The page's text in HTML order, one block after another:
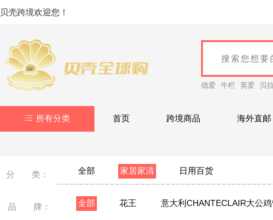
贝壳跨境欢迎您！
德爱 牛栏 英爱 贝
所有分类 首页 跨境商品 海外直邮
分 类： 全部 家居家清 日用百货
品 牌： 全部 花王 意大利CHANTECLAIR大公